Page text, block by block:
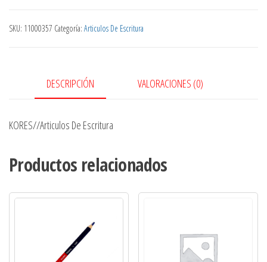
Nj
SKU: 11000357 Categoría: Articulos De Escritura
DESCRIPCIÓN VALORACIONES (0)
KORES//Articulos De Escritura
Productos relacionados